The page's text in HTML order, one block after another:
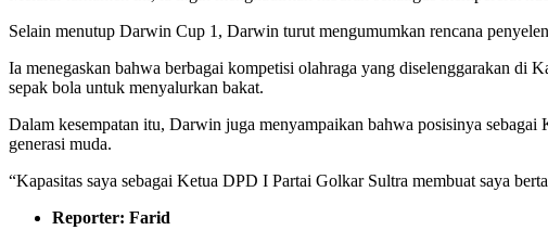
Selain menutup Darwin Cup 1, Darwin turut mengumumkan rencana
Ia menegaskan bahwa berbagai kompetisi olahraga yang diselenggarakan di
sepak bola untuk menyalurkan bakat.
Dalam kesempatan itu, Darwin juga menyampaikan bahwa posisinya
generasi muda.
“Kapasitas saya sebagai Ketua DPD I Partai Golkar Sultra membuat saya
Reporter: Farid